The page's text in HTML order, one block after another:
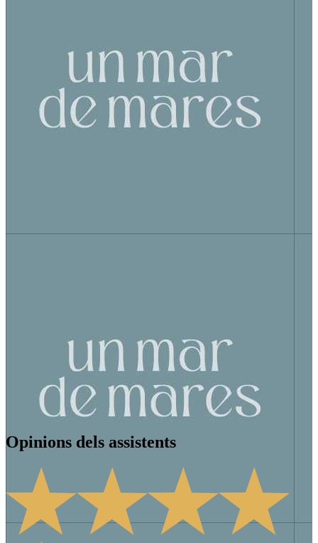
Opinions dels assistents